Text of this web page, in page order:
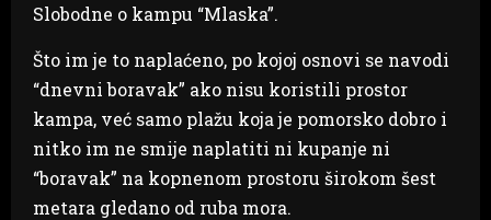
Slobodne o kampu “Mlaska”.
Što im je to naplaćeno, po kojoj osnovi se navodi
“dnevni boravak” ako nisu koristili prostor
kampa, već samo plažu koja je pomorsko dobro i
nitko im ne smije naplatiti ni kupanje ni
“boravak” na kopnenom prostoru širokom šest
metara gledano od ruba mora.